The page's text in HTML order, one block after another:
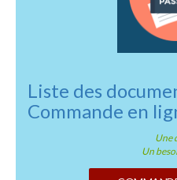
Liste des
Commande en
Une
Un